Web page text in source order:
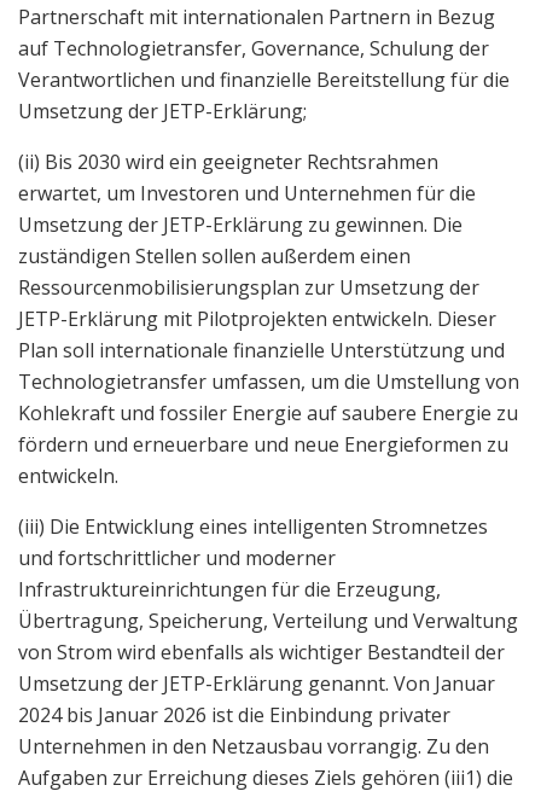
Partnerschaft mit internationalen Partnern in Bezug
auf Technologietransfer, Governance, Schulung der
Verantwortlichen und finanzielle Bereitstellung für die
Umsetzung der JETP-Erklärung;
(ii) Bis 2030 wird ein geeigneter Rechtsrahmen
erwartet, um Investoren und Unternehmen für die
Umsetzung der JETP-Erklärung zu gewinnen. Die
zuständigen Stellen sollen außerdem einen
Ressourcenmobilisierungsplan zur Umsetzung der
JETP-Erklärung mit Pilotprojekten entwickeln. Dieser
Plan soll internationale finanzielle Unterstützung und
Technologietransfer umfassen, um die Umstellung von
Kohlekraft und fossiler Energie auf saubere Energie zu
fördern und erneuerbare und neue Energieformen zu
entwickeln.
(iii) Die Entwicklung eines intelligenten Stromnetzes
und fortschrittlicher und moderner
Infrastruktureinrichtungen für die Erzeugung,
Übertragung, Speicherung, Verteilung und Verwaltung
von Strom wird ebenfalls als wichtiger Bestandteil der
Umsetzung der JETP-Erklärung genannt. Von Januar
2024 bis Januar 2026 ist die Einbindung privater
Unternehmen in den Netzausbau vorrangig. Zu den
Aufgaben zur Erreichung dieses Ziels gehören (iii1) die